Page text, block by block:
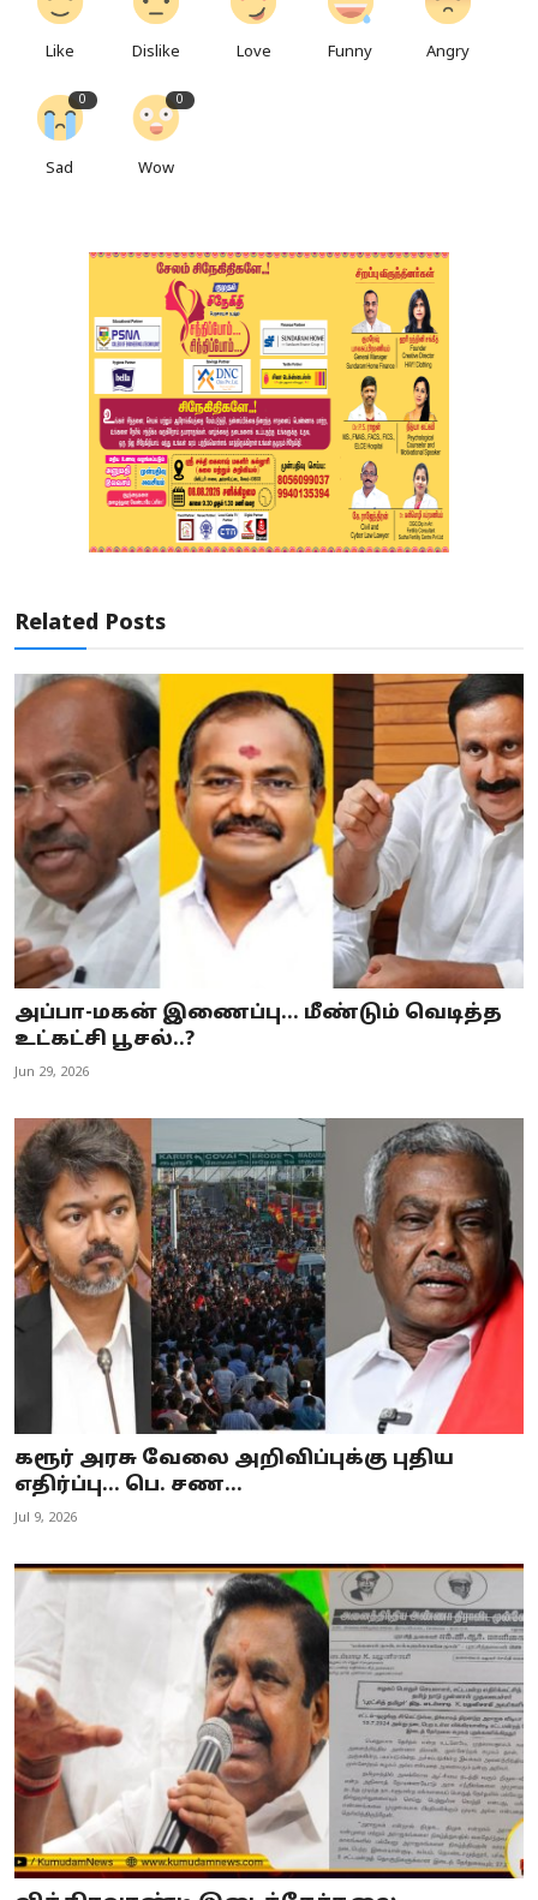
Like Dislike Love Funny Angry
0
Sad
0
Wow
Related Posts
அப்பா-மகன் இணைப்பு… மீண்டும் வெடித்த
உட்கட்சி பூசல்..?
Jun 29, 2026
கரூர் அரசு வேலை அறிவிப்புக்கு புதிய
எதிர்ப்பு... பெ. சண...
Jul 9, 2026